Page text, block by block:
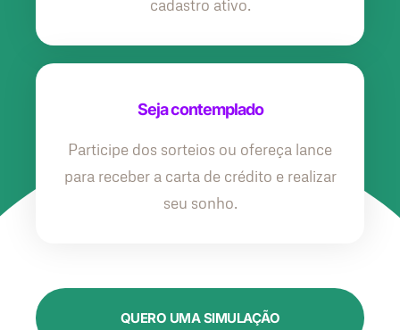
cadastro ativo.
Seja contemplado
Participe dos sorteios ou ofereça lance
para receber a carta de crédito e realizar
seu sonho.
QUERO UMA SIMULAÇÃO